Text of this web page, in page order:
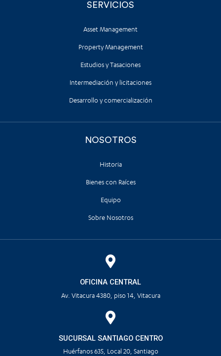
SERVICIOS
Asset Management
Property Management
Estudios y Tasaciones
Intermediación y licitaciones
Desarrollo y comercialización
NOSOTROS
Historia
Bienes con Raíces
Equipo
Sobre Nosotros
OFICINA CENTRAL
Av. Vitacura 4380, piso 14, Vitacura
SUCURSAL SANTIAGO CENTRO
Huérfanos 635, Local 20, Santiago